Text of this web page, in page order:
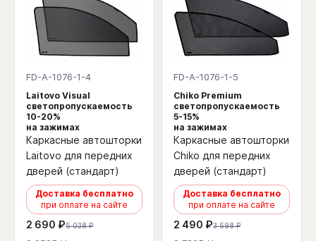
FD-A-1076-1-4
Laitovo Visual
светопропускаемость
10-20%
на зажимах
Каркасные автошторки
Laitovo для передних
дверей (стандарт)
Доставка бесплатно
при оплате на сайте
2 690 ₽5 038 ₽
FD-A-1076-1-5
Chiko Premium
светопропускаемость
5-15%
на зажимах
Каркасные автошторки
Chiko для передних
дверей (стандарт)
Доставка бесплатно
при оплате на сайте
2 490 ₽3 598 ₽